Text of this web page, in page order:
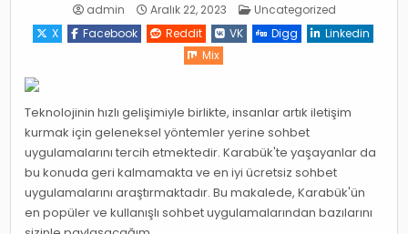
admin Aralık 22, 2023 Posted
Uncategorized
X
Facebook Reddit VK Digg
Linkedin
Mix
Teknolojinin hızlı gelişimiyle birlikte, insanlar artık iletişim
kurmak için geleneksel yöntemler yerine sohbet
uygulamalarını tercih etmektedir. Karabük'te yaşayanlar da
bu konuda geri kalmamakta ve en iyi ücretsiz sohbet
uygulamalarını araştırmaktadır. Bu makalede, Karabük'ün
en popüler ve kullanışlı sohbet uygulamalarından bazılarını